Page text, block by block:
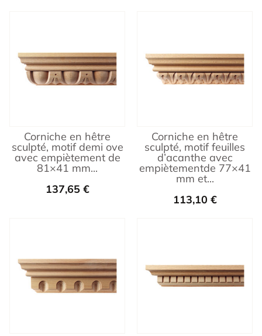
Corniche en hêtre
sculpté, motif demi ove
avec empiètement de
81×41 mm...
137,65 €
Corniche en hêtre
sculpté, motif feuilles
d’acanthe avec
empiètementde 77×41
mm et...
113,10 €